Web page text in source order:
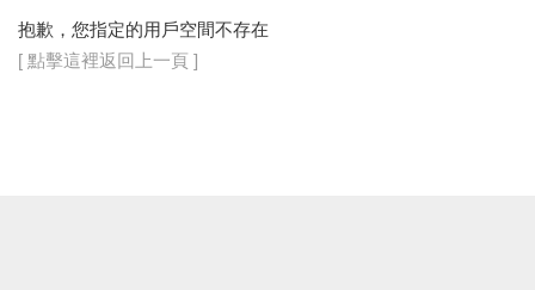
抱歉，您指定的用戶空間不存在
[ 點擊這裡返回上一頁 ]